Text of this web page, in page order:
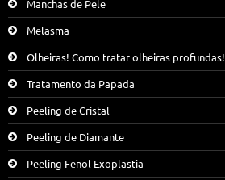
Manchas de Pele
Melasma
Olheiras! Como tratar olheiras profundas!
Tratamento da Papada
Peeling de Cristal
Peeling de Diamante
Peeling Fenol Exoplastia